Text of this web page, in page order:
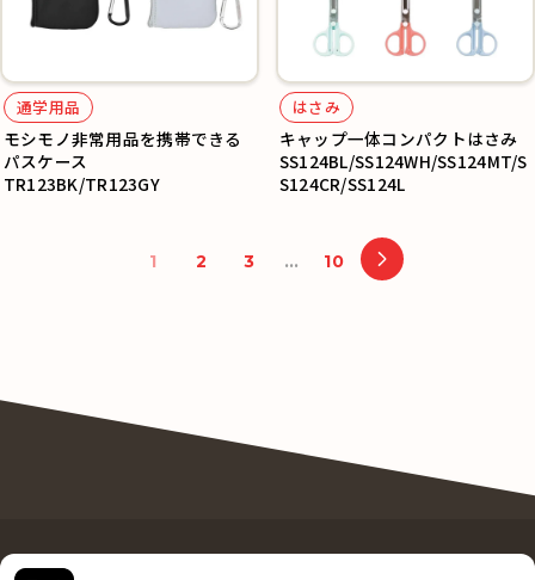
通学用品
モシモノ非常用品を携帯できる
パスケース
TR123BK/TR123GY
はさみ
キャップ一体コンパクトはさみ
SS124BL/SS124WH/SS124MT/S
S124CR/SS124L
1 2 3 … 10